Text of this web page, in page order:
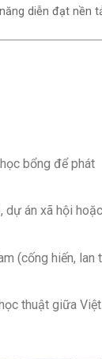
diễn đạt nền
bổng để phát
dự án xã hội hoặc
(cống hiến, lan
thuật giữa Việt